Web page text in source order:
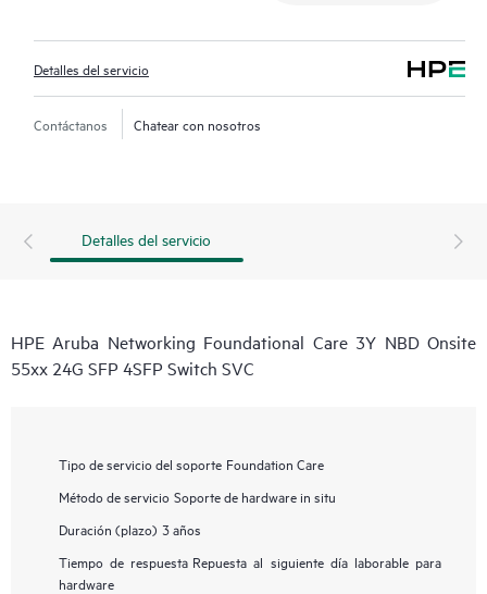
Detalles del servicio
Contáctanos Chatear con nosotros
Detalles del servicio
HPE Aruba Networking Foundational Care 3Y NBD Onsite
55xx 24G SFP 4SFP Switch SVC
Tipo de servicio del soporte Foundation Care
Método de servicio Soporte de hardware in situ
Duración (plazo) 3 años
Tiempo de respuesta Repuesta al siguiente día laborable para
hardware